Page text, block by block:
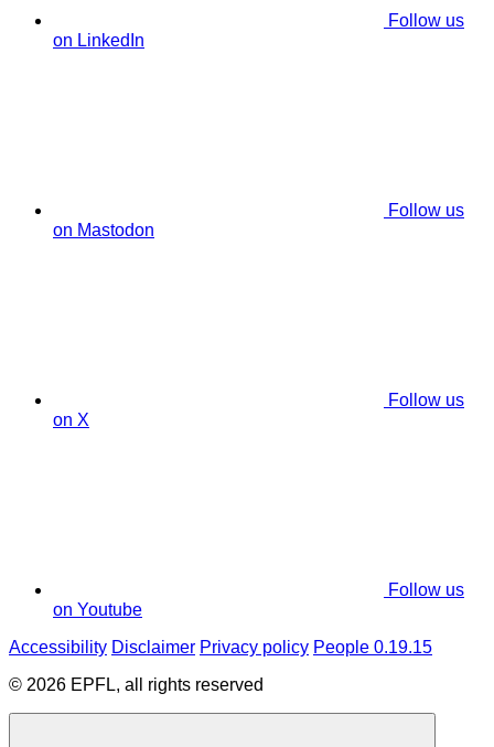
Follow us
on LinkedIn
Follow us
on Mastodon
Follow us
on X
Follow us
on Youtube
Accessibility Disclaimer Privacy policy People 0.19.15
© 2026 EPFL, all rights reserved